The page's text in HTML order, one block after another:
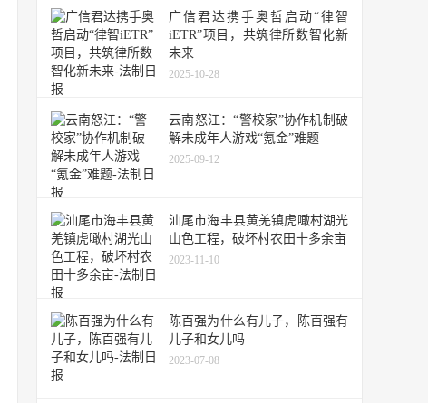
广信君达携手奥哲启动“律智
iETR”项目，共筑律所数智化新
未来
2025-10-28
云南怒江：“警校家”协作机制破
解未成年人游戏“氪金”难题
2025-09-12
汕尾市海丰县黄羌镇虎噉村湖光
山色工程，破坏村农田十多余亩
2023-11-10
陈百强为什么有儿子，陈百强有
儿子和女儿吗
2023-07-08